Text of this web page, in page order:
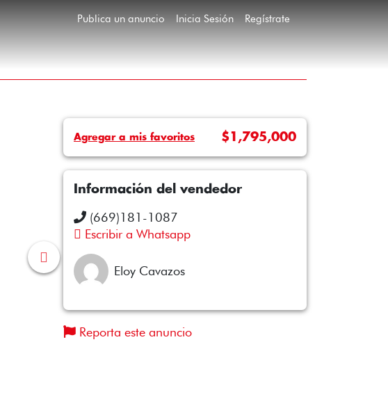
Publica un anuncio Inicia Sesión Regístrate
Agregar a mis favoritos $1,795,000
Información del vendedor
(669)181-1087
Escribir a Whatsapp
Eloy Cavazos
Reporta este anuncio